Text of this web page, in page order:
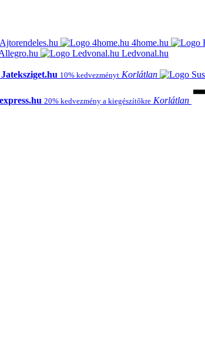
Ajtorendeles.hu 4home.hu
Ledvonal.hu
Jateksziget.hu 10% kedvezményt Korlátlan
20% kedvezmény a kiegészítőkre Korlátlan